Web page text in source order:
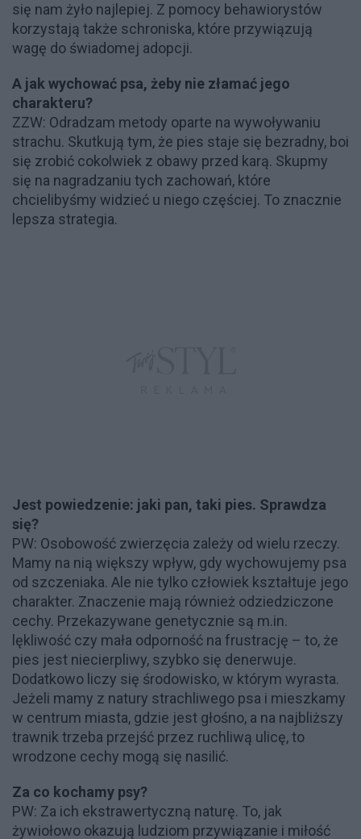
się nam żyło najlepiej. Z pomocy behawiorystów
korzystają także schroniska, które przywiązują
wagę do świadomej adopcji.
A jak wychować psa, żeby nie złamać jego
charakteru?
ZZW: Odradzam metody oparte na wywoływaniu
strachu. Skutkują tym, że pies staje się bezradny, boi
się zrobić cokolwiek z obawy przed karą. Skupmy
się na nagradzaniu tych zachowań, które
chcielibyśmy widzieć u niego częściej. To znacznie
lepsza strategia.
Jest powiedzenie: jaki pan, taki pies. Sprawdza
się?
PW: Osobowość zwierzęcia zależy od wielu rzeczy.
Mamy na nią większy wpływ, gdy wychowujemy psa
od szczeniaka. Ale nie tylko człowiek kształtuje jego
charakter. Znaczenie mają również odziedziczone
cechy. Przekazywane genetycznie są m.in.
lękliwość czy mała odporność na frustrację – to, że
pies jest niecierpliwy, szybko się denerwuje.
Dodatkowo liczy się środowisko, w którym wyrasta.
Jeżeli mamy z natury strachliwego psa i mieszkamy
w centrum miasta, gdzie jest głośno, a na najbliższy
trawnik trzeba przejść przez ruchliwą ulicę, to
wrodzone cechy mogą się nasilić.
Za co kochamy psy?
PW: Za ich ekstrawertyczną naturę. To, jak
żywiołowo okazują ludziom przywiązanie i miłość